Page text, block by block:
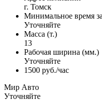
г. Томск
Минимальное время
Уточняйте
Масса (т.)
13
Рабочая ширина (мм.)
Уточняйте
1500 руб./час
Мир Авто
Уточняйте